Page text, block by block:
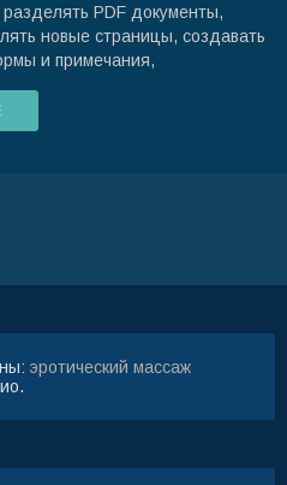
разделять PDF документы,
новые страницы, создавать
и примечания,
эротический массаж